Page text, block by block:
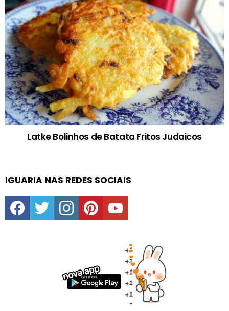
Latke Bolinhos de Batata Fritos Judaicos
IGUARIA NAS REDES SOCIAIS
facebooktwitter instagrampinterestyoutube